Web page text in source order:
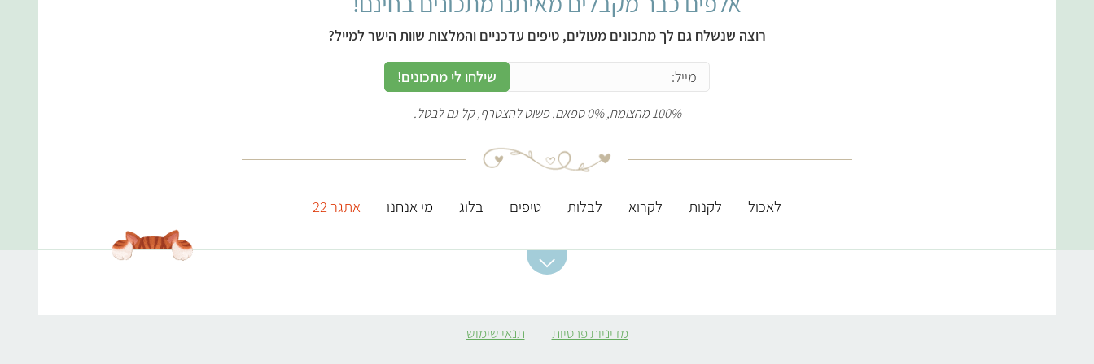
רוצה שנשלח גם לך מתכונים מעולים, טיפים עדכניים והמלצות שוות הישר למייל?
שילחו לי מתכונים!
100% מהצומח, 0% ספאם. פשוט להצטרף, קל גם לבטל.
לאכול לקנות לקרוא לבלות טיפים בלוג מי אנחנו אתגר 22
ברזל
מדיניות פרטיות תנאי שימוש